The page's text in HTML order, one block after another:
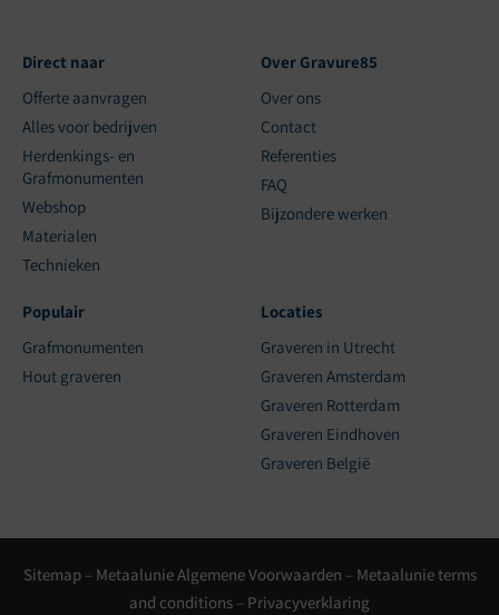
Direct naar
Offerte aanvragen
Alles voor bedrijven
Herdenkings- en
Grafmonumenten
Webshop
Materialen
Technieken
Over Gravure85
Over ons
Contact
Referenties
FAQ
Bijzondere werken
Populair
Grafmonumenten
Hout graveren
Locaties
Graveren in Utrecht
Graveren Amsterdam
Graveren Rotterdam
Graveren Eindhoven
Graveren België
Sitemap– Metaalunie Algemene Voorwaarden – Metaalunie terms
and conditions – Privacyverklaring